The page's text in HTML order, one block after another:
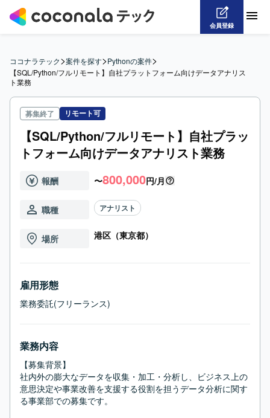
会員登録
ココナラテック>案件を探す>Pythonの案件>
【SQL/Python/フルリモート】自社プラットフォーム向けデータアナリス
ト業務
募集終了 リモート可
【SQL/Python/フルリモート】自社プラッ
トフォーム向けデータアナリスト業務
報酬 〜800,000円/月
職種 アナリスト
場所 港区（東京都）
雇用形態
業務委託(フリーランス)
業務内容
【募集背景】
社内外の膨大なデータを収集・加工・分析し、ビジネス上の
意思決定や事業改善を支援する役割を担うデータ分析に関す
る事業部での募集です。